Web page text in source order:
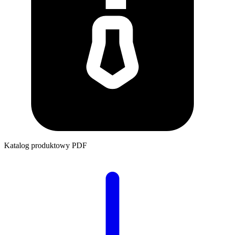
Katalog produktowy PDF